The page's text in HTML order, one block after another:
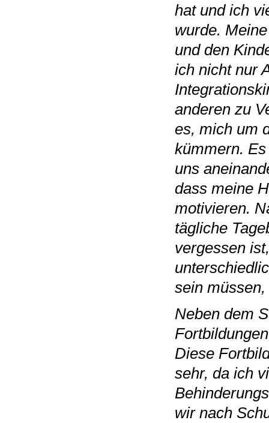
hat und ich
wurde.
und den
ich nicht nur
anderen zu
es, mich um
kümmern.
uns
dass meine
motivieren.
tägliche
vergessen
sein
Neben dem
Diese
sehr, da ich
wir nach